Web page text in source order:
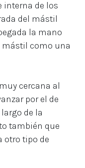
interna de los
del mástil
la mano
como una
cercana al
por el de
de la
también que
otro tipo de